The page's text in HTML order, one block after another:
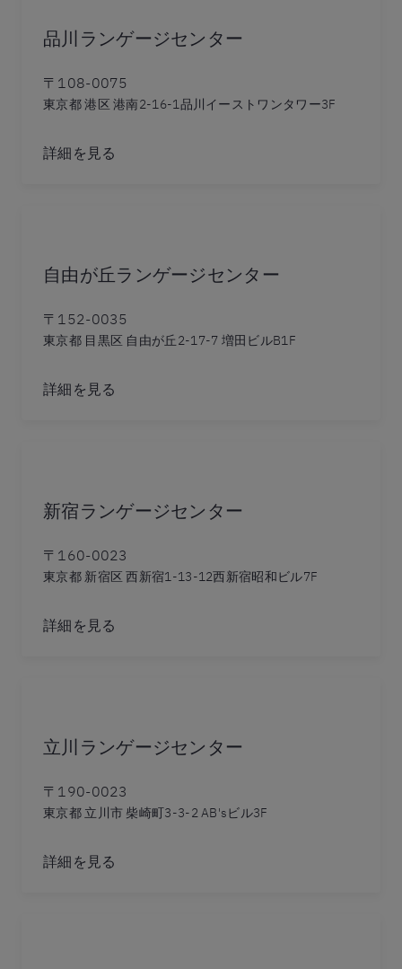
品川ランゲージセンター
〒108-0075
東京都 港区 港南2-16-1品川イーストワンタワー3F
詳細を見る
自由が丘ランゲージセンター
〒152-0035
東京都 目黒区 自由が丘2-17-7 増田ビルB1F
詳細を見る
新宿ランゲージセンター
〒160-0023
東京都 新宿区 西新宿1-13-12西新宿昭和ビル7F
詳細を見る
立川ランゲージセンター
〒190-0023
東京都 立川市 柴崎町3-3-2 AB'sビル3F
詳細を見る